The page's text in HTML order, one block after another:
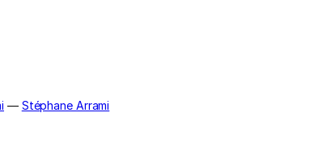
— Stéphane Arrami